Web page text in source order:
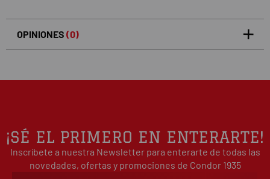
OPINIONES (0)
5
4
0%
estrellas
0%
1
estrellas 0%
¡SÉ EL PRIMERO EN ENTERARTE!
Inscríbete a nuestra Newsletter para enterarte de todas las
novedades, ofertas y promociones de Condor 1935